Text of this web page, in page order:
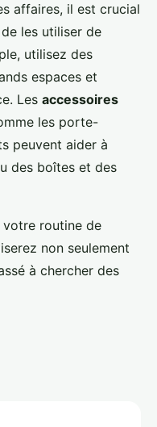
affaires, il est crucial
les utiliser de
utilisez des
espaces et
Les accessoires
les porte-
peuvent aider à
des boîtes et des
votre routine de
non seulement
à chercher des